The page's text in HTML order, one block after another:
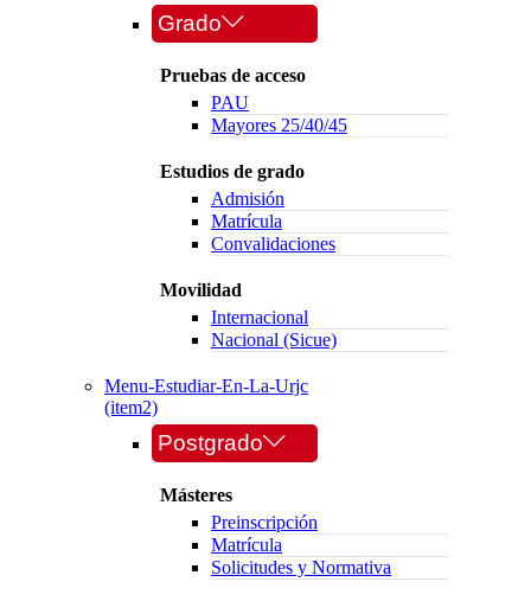
Grado
Pruebas de acceso
PAU
Mayores 25/40/45
Estudios de grado
Admisión
Matrícula
Convalidaciones
Movilidad
Internacional
Nacional (Sicue)
Menu-Estudiar-En-La-Urjc
(item2)
Postgrado
Másteres
Preinscripción
Matrícula
Solicitudes y Normativa